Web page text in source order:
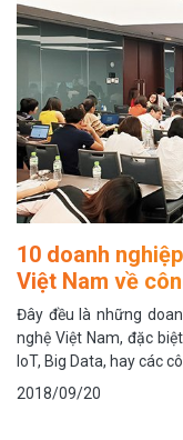
10 doanh
Việt Nam về
Đây đều là những
nghệ Việt Nam, đặc
IoT, Big Data, hay các
2018/09/20